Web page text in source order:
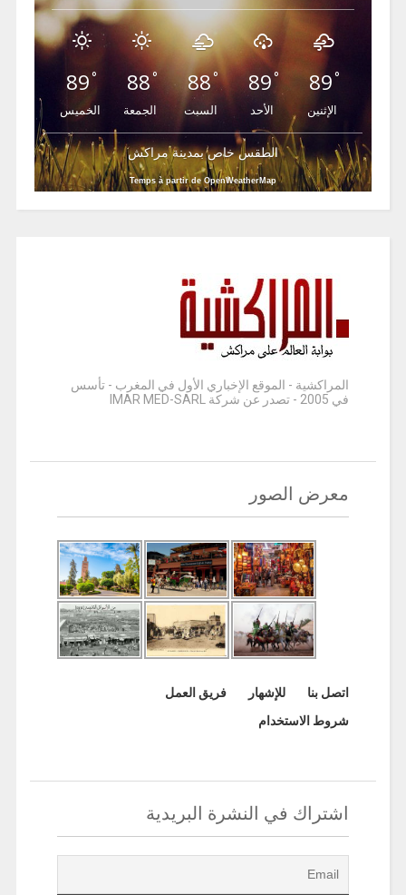
89°
الخميس
88°
الجمعة
88°
السبت
89°
الأحد
89°
الإثنين
الطقس خاص بمدينة مراكش
Temps à partir de OpenWeatherMap
المراكشية - الموقع الإخباري الأول في المغرب - تأسس
في 2005 - تصدر عن شركة IMAR MED-SARL
معرض الصور
اتصل بنا للإشهار
فريق العمل
شروط الاستخدام
اشتراك في النشرة البريدية